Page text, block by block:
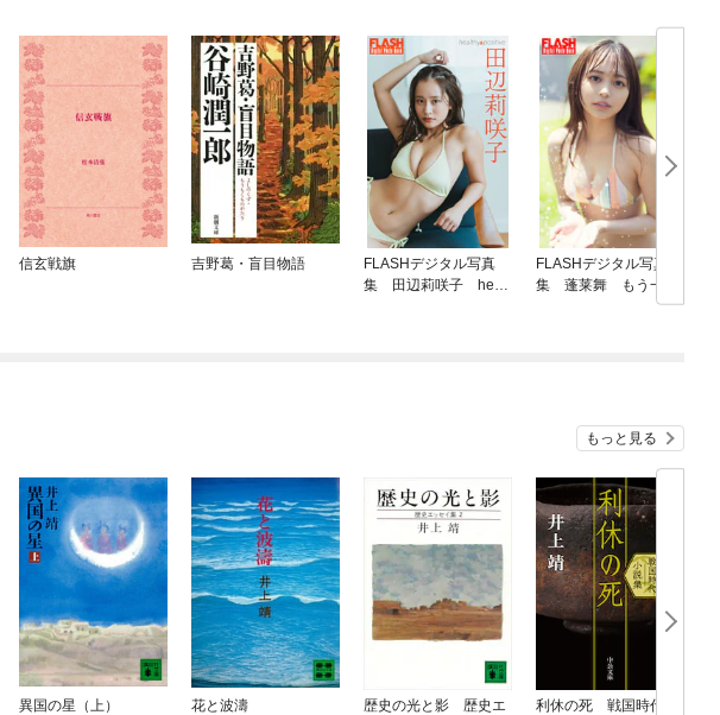
信玄戦旗 吉野葛・盲目物語
FLASHデジタル写真
集 田辺莉咲子 healt
FLASHデジタル写真
集 蓬莱舞 もう一
もっと見る
異国の星（上） 花と波濤
歴史の光と影 歴史エ
利休の死 戦国時代小